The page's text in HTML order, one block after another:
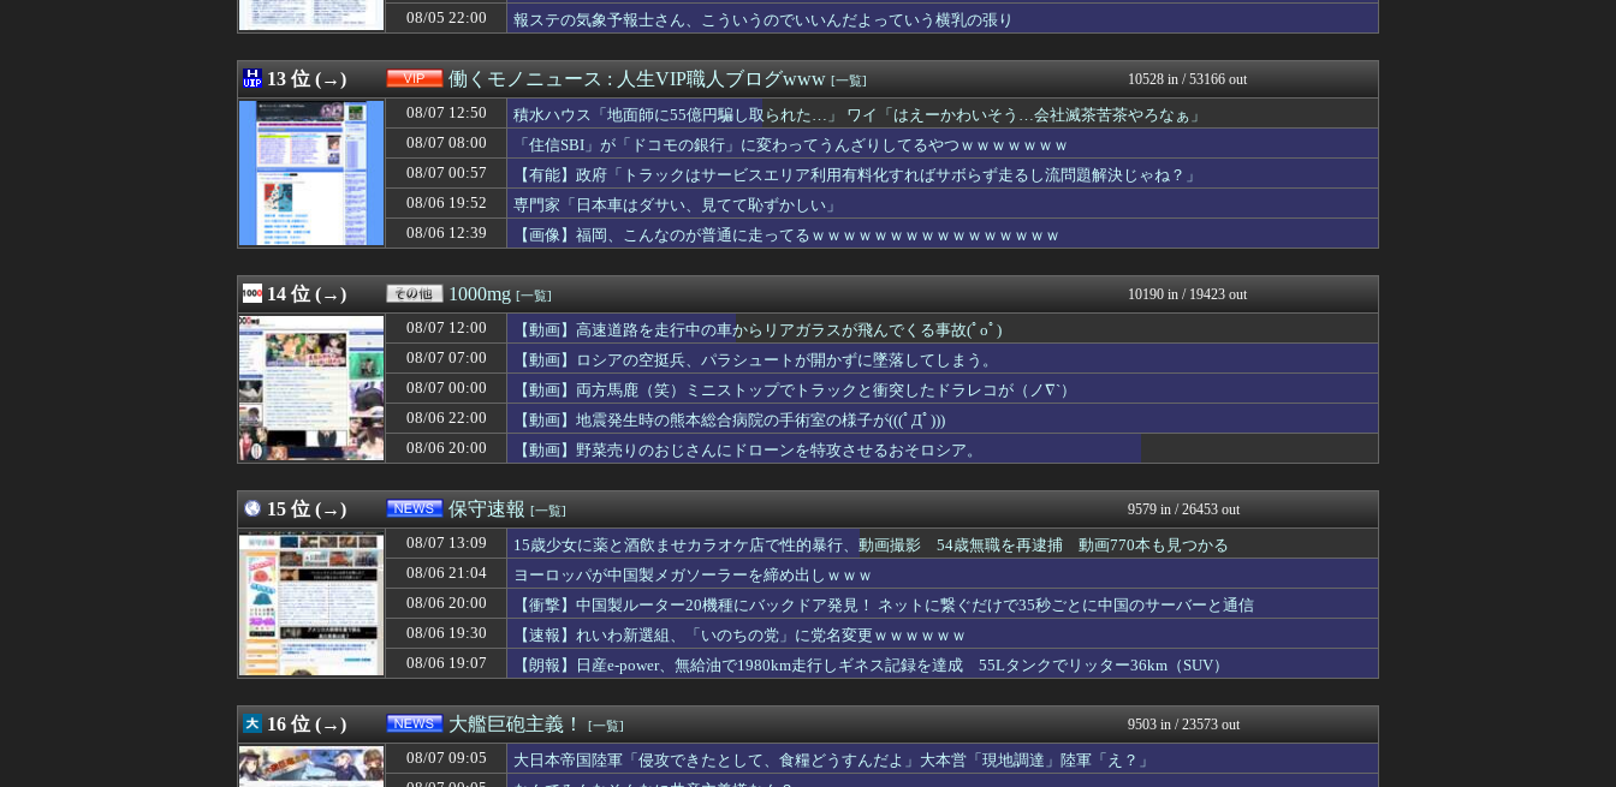
08/07 12:31
【悲報】大谷翔平さん、村上のエラーをイジりまくるほどの人間性だった…
08/07 12:31
韓国人「日本の美しい街並みを韓国化した結果をご覧ください・・・」
コリアル
08/07 12:30
【FEH】タイトル変わってるな 前はヒーローズで終わってたのにどうした
ルフレch. - ファイア...
08/07 12:30
【ホロライブ】ホロドリ、新イベント「シンクロする夏のスパークル」✨ さくらみこ...
Vtuberまとめるよ～ん
08/07 12:30
【日本ハム2軍vs楽天 東地区13回戦】スタメン・打順速報｜試合実況｜8/7 ...
ファイターズ王国＠日ハムま...
08/07 12:30
【競馬】ルメール騎手が『自身のキャリアで騎乗した名馬5頭』を語る
08/07 12:30
【遊戯王情報】「Yu-Gi-Oh! CHAMPIONSHIP SERIES J...
スターライト速報 -遊戯王...
08/07 12:30
【動画】大阪府警のおっさん射殺映像が公開される。当然のように無抵抗だったことが...
痛いニュース(ﾉ∀`)
08/07 12:30
【物議】玉川徹氏、原爆の日に「一度核が使われれば、“使っていい”という世界にな...
08/07 12:30
お茶入れたりコピー取るだけの仕事したい窓際族とかも憧れる
08/07 12:30
【崩壊スターレイル】この売り上げ前年比「3割減」は何が原因なの？なにかしたかい...
原神速報 | GENSHI...
08/07 12:30
【速報】れいわ新選組、新たな党名は「いのちの党」 略称は「いのち」
【2ch】ニュー速クオリテ...
08/07 12:30
「カバの肉を“湖のベーコン”と呼んで後押しした」1910年のアメリカ議会に本当...
みんな知ってた？【海外の反...
08/07 12:30
渡辺明九段、王座戦挑決19手詰に「難易度が最上級」
2ch名人
08/07 12:29
上國料萌衣ちゃん、留学中にマックのバイトに応募するも書類選考で落とされてしまう
08/07 12:29
「あのヤフコメ民すらドン引きしてて草」と某事件の衝撃的な公判が話題に、なんか変...
08/07 12:29
義母「もっと気楽にしていいのよ」俺「ありがとうございます…」→アットホームすぎ...
修羅場ハザード -復讐・D...
08/07 12:29
【悲報】ヤニねこ、BPOで問題視される
漫画まとめ速報
08/07 12:29
【消費減税】日本の社会保障、岐路に 財源5兆円見通し立たず
08/07 12:28
共産党信者「募金で共産党を叩くのは、頑張る人を邪魔したいという日本人らしい薄暗...
08/07 12:27
【モンハンワイルズ】モンハンをやらない夏なんて何年ぶりだろうか👀
モンハンまとめ速報【モンハ...
08/07 12:27
実父の葬儀とコトメの結婚式が同じ日になってしまった→トメ「うちの人間なのに実家... 衝撃体験！アンビリバボー｜...
08/05 22:00
報ステの気象予報士さん、こういうのでいいんだよっていう横乳の張り
13 位 (→) 働くモノニュース : 人生VIP職人ブログwww [一覧] 10528 in / 53166 out
08/07 12:50
積水ハウス「地面師に55億円騙し取られた…」 ワイ「はえーかわいそう…会社滅茶苦茶やろなぁ」
08/07 08:00
「住信SBI」が「ドコモの銀行」に変わってうんざりしてるやつｗｗｗｗｗｗｗ
08/07 00:57
【有能】政府「トラックはサービスエリア利用有料化すればサボらず走るし流問題解決じゃね？」
08/06 19:52
専門家「日本車はダサい、見てて恥ずかしい」
08/06 12:39
【画像】福岡、こんなのが普通に走ってるｗｗｗｗｗｗｗｗｗｗｗｗｗｗｗｗ
14 位 (→) 1000mg [一覧] 10190 in / 19423 out
08/07 12:00
【動画】高速道路を走行中の車からリアガラスが飛んでくる事故(ﾟoﾟ)
08/07 07:00
【動画】ロシアの空挺兵、パラシュートが開かずに墜落してしまう。
08/07 00:00
【動画】両方馬鹿（笑）ミニストップでトラックと衝突したドラレコが（ノ∇`）
08/06 22:00
【動画】地震発生時の熊本総合病院の手術室の様子が(((ﾟДﾟ)))
08/06 20:00
【動画】野菜売りのおじさんにドローンを特攻させるおそロシア。
15 位 (→) 保守速報 [一覧] 9579 in / 26453 out
08/07 13:09
15歳少女に薬と酒飲ませカラオケ店で性的暴行、動画撮影 54歳無職を再逮捕 動画770本も見つかる
08/06 21:04
ヨーロッパが中国製メガソーラーを締め出しｗｗｗ
08/06 20:00
【衝撃】中国製ルーター20機種にバックドア発見！ ネットに繋ぐだけで35秒ごとに中国のサーバーと通信
08/06 19:30
【速報】れいわ新選組、「いのちの党」に党名変更ｗｗｗｗｗｗ
08/06 19:07
【朗報】日産e-power、無給油で1980km走行しギネス記録を達成 55Lタンクでリッター36km（SUV）
16 位 (→) 大艦巨砲主義！ [一覧] 9503 in / 23573 out
08/07 09:05
大日本帝国陸軍「侵攻できたとして、食糧どうすんだよ」大本営「現地調達」陸軍「え？」